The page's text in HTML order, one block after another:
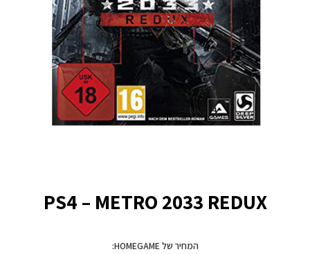
PS4 – METRO 2033 REDUX
המחיר של HOMEGAME: